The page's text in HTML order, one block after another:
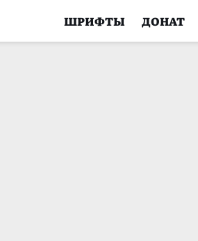
ШРИФТЫ ДОНАТ